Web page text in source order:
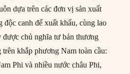
dựa trên các đơn vị sản xuất
canh để xuất khẩu, cùng lao
chủ nghĩa tư bản thương
khắp phương Nam toàn cầu:
Phi và nhiều nước châu Phi,